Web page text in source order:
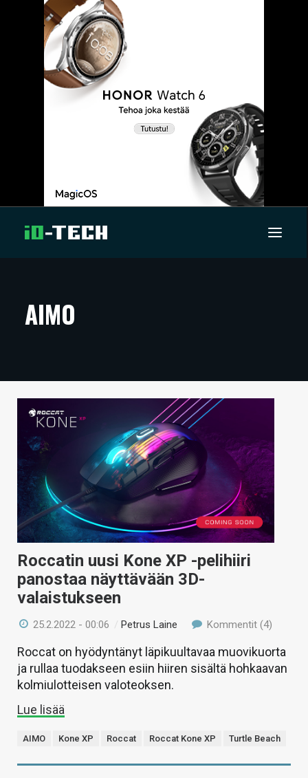
ARTIKKELIT
TECHBBS
TIETOA
HINTA.FI
KAUPPA
VAIHDA TEEMA
HAKU
AIMO
Roccatin uusi Kone XP -pelihiiri
panostaa näyttävään 3D-
valaistukseen
25.2.2022 - 00:06 /Petrus Laine Kommentit (4)
Roccat on hyödyntänyt läpikuultavaa muovikuorta
ja rullaa tuodakseen esiin hiiren sisältä hohkaavan
kolmiulotteisen valoteoksen.
Lue lisää
AIMO Kone XP Roccat Roccat Kone XP Turtle Beach